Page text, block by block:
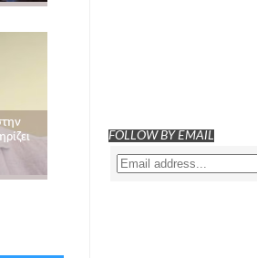
FOLLOW BY EMAIL